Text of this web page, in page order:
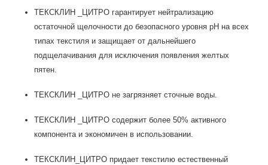
ТЕКСКЛИН _ЦИТРО гарантирует нейтрализацию
остаточной щелочности до безопасного уровня рН на всех
типах текстиля и защищает от дальнейшего
подщелачивания для исключения появления желтых
пятен.
ТЕКСКЛИН _ЦИТРО не загрязняет сточные воды.
ТЕКСКЛИН _ЦИТРО содержит более 50% активного
компонента и экономичен в использовании.
ТЕКСКЛИН_ЦИТРО придает текстилю естественный